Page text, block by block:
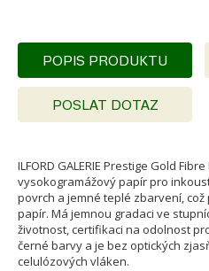
POPIS PRODUKTU
POSLAT DOTAZ
ILFORD GALERIE Prestige Gold
vysokogramážový papír pro
povrch a jemné teplé zbarvení,
papír. Má jemnou gradaci ve
životnost, certifikaci na odolnost
černé barvy a je bez optických
celulózových vláken.